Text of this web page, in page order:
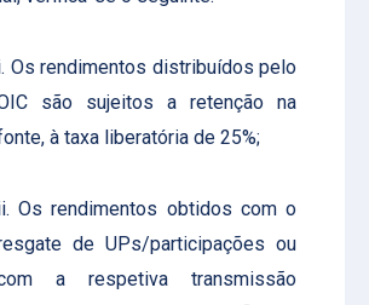
Os rendimentos distribuídos pelo
são sujeitos a retenção na
à taxa liberatória de 25%;
Os rendimentos obtidos com o
de UPs/participações ou
a respetiva transmissão